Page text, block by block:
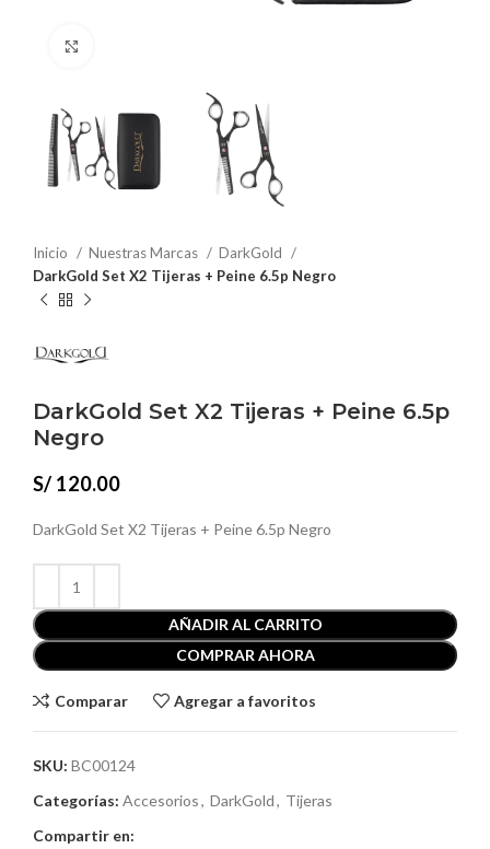
Inicio Nuestras Marcas
DarkGold
DarkGold Set X2 Tijeras + Peine 6.5p Negro
DarkGold Set X2 Tijeras + Peine 6.5p
Negro
S/ 120.00
DarkGold Set X2 Tijeras + Peine 6.5p Negro
AÑADIR AL CARRITO
COMPRAR AHORA
Comparar Agregar a favoritos
SKU: BC00124
Categorías: Accesorios, DarkGold, Tijeras
Compartir en: